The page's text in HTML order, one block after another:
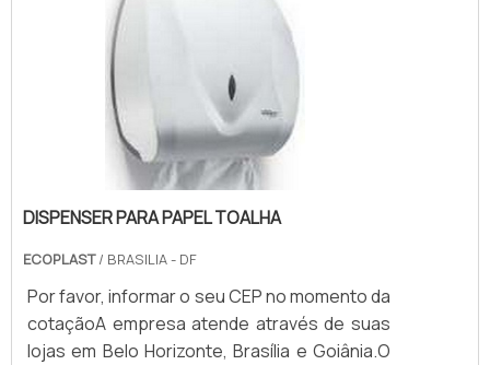
ambientais vigentes.Sua composição de
polietileno para armazenamento e manuseio
do material possui excelente resistência
química, baixo peso e fácil mobilidade. A
bandeja é utili.
DISPENSER PARA PAPEL TOALHA
ECOPLAST/ BRASILIA - DF
Por favor, informar o seu CEP no momento da
cotaçãoA empresa atende através de suas
lojas em Belo Horizonte, Brasília e Goiânia.O